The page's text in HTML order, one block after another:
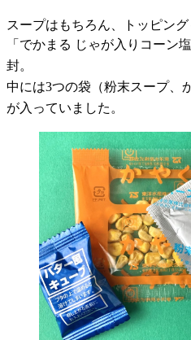
スープはもちろん、トッピング
「でかまる じゃが入りコーン
封。
中には3つの袋（粉末スープ、
が入っていました。